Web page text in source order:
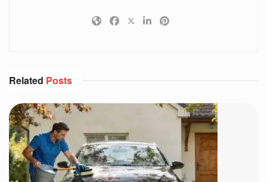
Related Posts